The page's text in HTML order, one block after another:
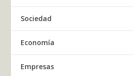
Sociedad
Economía
Empresas